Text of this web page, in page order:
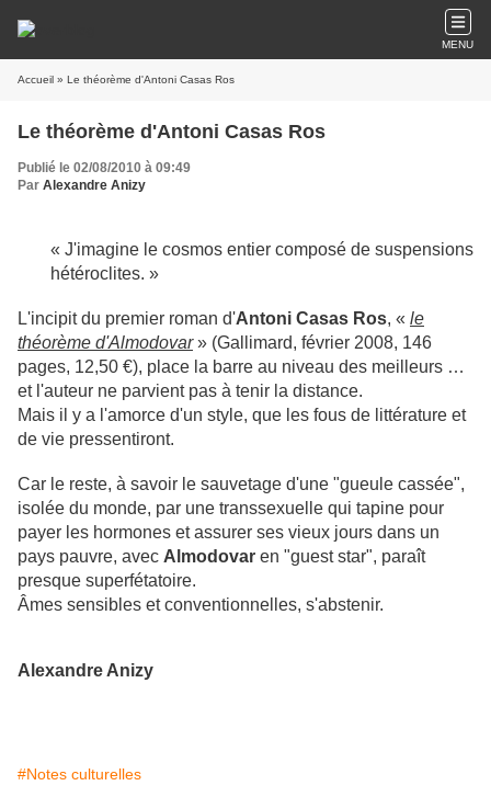
MENU
Accueil » Le théorème d'Antoni Casas Ros
Le théorème d'Antoni Casas Ros
Publié le 02/08/2010 à 09:49
Par Alexandre Anizy
« J'imagine le cosmos entier composé de suspensions
hétéroclites. »
L'incipit du premier roman d'Antoni Casas Ros, « le
théorème d'Almodovar» (Gallimard, février 2008, 146
pages, 12,50 €), place la barre au niveau des meilleurs …
et l'auteur ne parvient pas à tenir la distance.
Mais il y a l'amorce d'un style, que les fous de littérature et
de vie pressentiront.
Car le reste, à savoir le sauvetage d'une "gueule cassée",
isolée du monde, par une transsexuelle qui tapine pour
payer les hormones et assurer ses vieux jours dans un
pays pauvre, avec Almodovar en "guest star", paraît
presque superfétatoire.
Âmes sensibles et conventionnelles, s'abstenir.
Alexandre Anizy
#Notes culturelles